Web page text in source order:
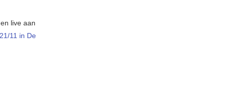
live aan
11 in De